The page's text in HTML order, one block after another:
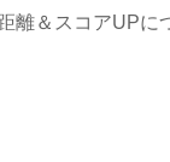
離＆スコアUPに